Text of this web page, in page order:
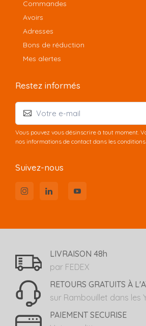
Commandes
Avoirs
Adresses
Bons de réduction
Mes alertes
Restez informés
Vous pouvez vous désinscrire à tout moment.
nos informations de contact dans les
Suivez-nous
LIVRAISON 48h
par FEDEX
RETOURS GRATUITS À
sur Rambouillet dans les
PAIEMENT SECURISE